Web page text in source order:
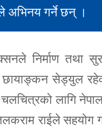
अभिनय गर्ने छन् ।
निर्माण तथा
सेड्युल
लागि
राईले सहयोग